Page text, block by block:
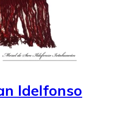
Idelfonso